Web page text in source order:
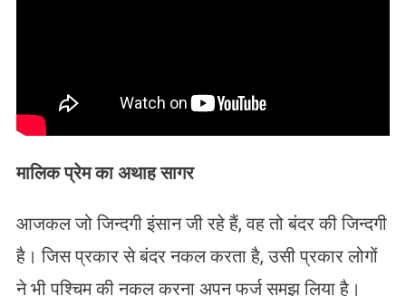
मालिक प्रेम का अथाह सागर
आजकल जो जिन्दगी इंसान जी रहे हैं, वह तो बंदर की जिन्दगी
है। जिस प्रकार से बंदर नकल करता है, उसी प्रकार लोगों
ने भी पश्चिम की नकल करना अपन फर्ज समझ लिया है।